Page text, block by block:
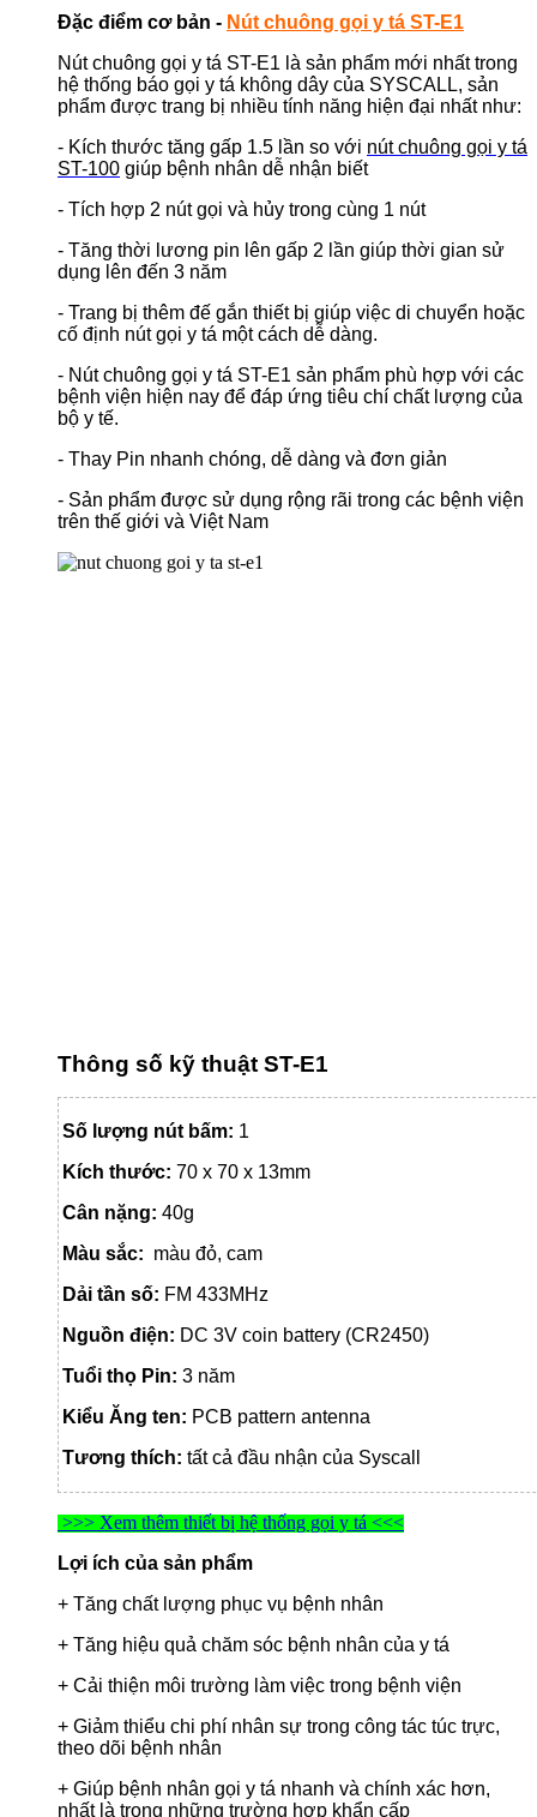
Đặc điểm cơ bản - Nút chuông gọi y tá ST-E1
Nút chuông gọi y tá ST-E1 là sản phẩm mới nhất trong
hệ thống báo gọi y tá không dây của SYSCALL, sản
phẩm được trang bị nhiều tính năng hiện đại nhất như:
- Kích thước tăng gấp 1.5 lần so với nút chuông gọi y tá
ST-100 giúp bệnh nhân dễ nhận biết
- Tích hợp 2 nút gọi và hủy trong cùng 1 nút
- Tăng thời lương pin lên gấp 2 lần giúp thời gian sử
dụng lên đến 3 năm
- Trang bị thêm đế gắn thiết bị giúp việc di chuyển hoặc
cố định nút gọi y tá một cách dễ dàng.
- Nút chuông gọi y tá ST-E1 sản phẩm phù hợp với các
bệnh viện hiện nay để đáp ứng tiêu chí chất lượng của
bộ y tế.
- Thay Pin nhanh chóng, dễ dàng và đơn giản
- Sản phẩm được sử dụng rộng rãi trong các bệnh viện
trên thế giới và Việt Nam
Thông số kỹ thuật ST-E1
Số lượng nút bấm: 1
Kích thước: 70 x 70 x 13mm
Cân nặng: 40g
Màu sắc: màu đỏ, cam
Dải tần số: FM 433MHz
Nguồn điện: DC 3V coin battery (CR2450)
Tuổi thọ Pin: 3 năm
Kiểu Ăng ten: PCB pattern antenna
Tương thích: tất cả đầu nhận của Syscall
>>> Xem thêm thiết bị hệ thống gọi y tá <<<
Lợi ích của sản phẩm
+ Tăng chất lượng phục vụ bệnh nhân
+ Tăng hiệu quả chăm sóc bệnh nhân của y tá
+ Cải thiện môi trường làm việc trong bệnh viện
+ Giảm thiểu chi phí nhân sự trong công tác túc trực,
theo dõi bệnh nhân
+ Giúp bệnh nhân gọi y tá nhanh và chính xác hơn,
nhất là trong những trường hợp khẩn cấp